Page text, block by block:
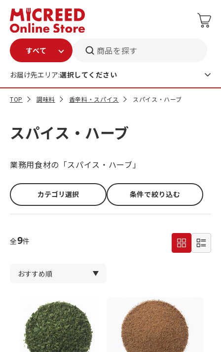
商品を探す
お届け先エリア:選択してください
TOP 調味料 香辛料・スパイス スパイス・ハーブ
スパイス・ハーブ
業務用食材の「スパイス・ハーブ」
カテゴリ選択 条件で絞り込む
全9件